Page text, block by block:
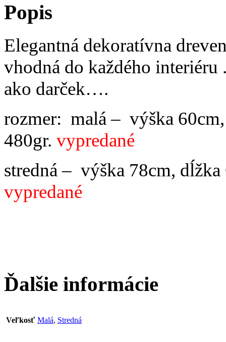
Popis
Elegantná dekoratívna
vhodná do každého
ako darček….
rozmer: malá – výška
480gr. vypredané
stredná – výška 78cm,
vypredané
Ďalšie informácie
Veľkosť Malá, Stredná